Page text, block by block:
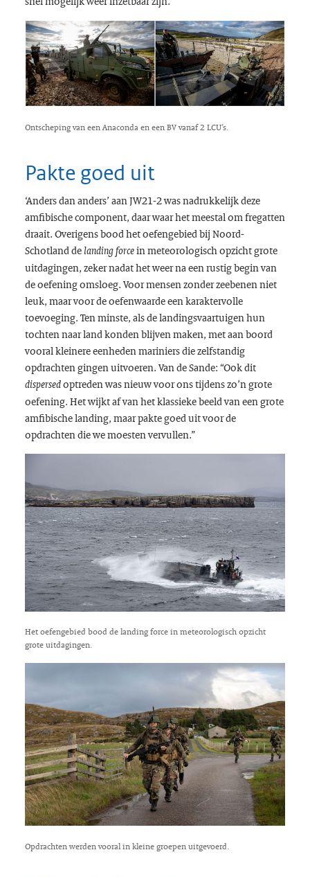
Ontscheping van een Anaconda en een BV vanaf 2 LCU’s.
Pakte goed uit
‘Anders dan anders’ aan JW21-2 was nadrukkelijk deze
amfibische component, daar waar het meestal om fregatten
draait. Overigens bood het oefengebied bij Noord-
Schotland de landing forcein meteorologisch opzicht grote
uitdagingen, zeker nadat het weer na een rustig begin van
de oefening omsloeg. Voor mensen zonder zeebenen niet
leuk, maar voor de oefenwaarde een karaktervolle
toevoeging. Ten minste, als de landingsvaartuigen hun
tochten naar land konden blijven maken, met aan boord
vooral kleinere eenheden mariniers die zelfstandig
opdrachten gingen uitvoeren. Van de Sande: “Ook dit
dispersedoptreden was nieuw voor ons tijdens zo’n grote
oefening. Het wijkt af van het klassieke beeld van een grote
amfibische landing, maar pakte goed uit voor de
opdrachten die we moesten vervullen.”
Het oefengebied bood de landing force in meteorologisch opzicht
grote uitdagingen.
Opdrachten werden vooral in kleine groepen uitgevoerd.